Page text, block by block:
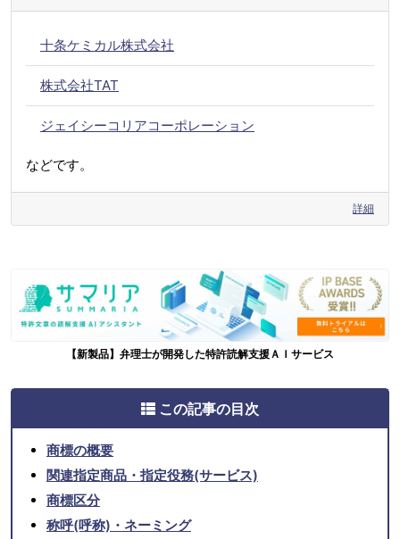
十条ケミカル株式会社
株式会社TAT
ジェイシーコリアコーポレーション
などです。
詳細
【新製品】弁理士が開発した特許読解支援ＡＩサービス
この記事の目次
商標の概要
関連指定商品・指定役務(サービス)
商標区分
称呼(呼称)・ネーミング